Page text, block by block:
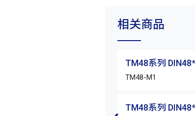
相关商品
TM48系列
TM48-M1
TM48系列